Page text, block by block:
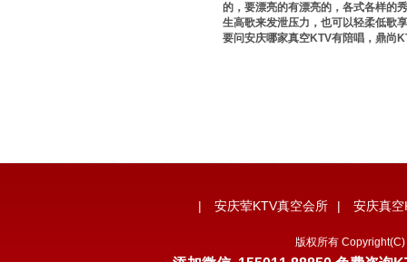
的，要漂亮的有漂亮的，各式各样的
生高歌来发泄压力，也可以轻柔低歌
要问安庆哪家真空KTV有陪唱，鼎尚
| 安庆荤KTV真空会所 | 安庆真
版权所有